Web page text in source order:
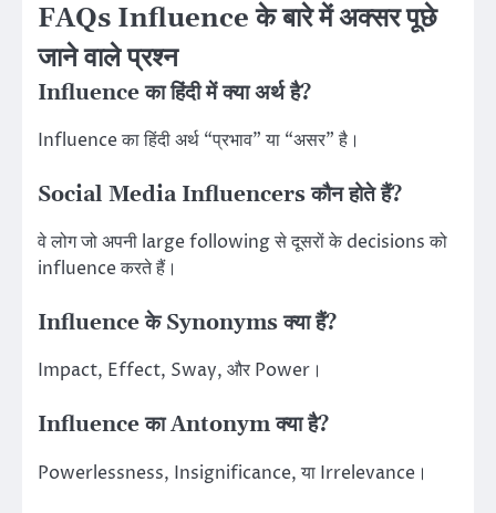
FAQs Influence के बारे में अक्सर पूछे
जाने वाले प्रश्न
Influence का हिंदी में क्या अर्थ है?
Influence का हिंदी अर्थ “प्रभाव” या “असर” है।
Social Media Influencers कौन होते हैं?
वे लोग जो अपनी large following से दूसरों के decisions को
influence करते हैं।
Influence के Synonyms क्या हैं?
Impact, Effect, Sway, और Power।
Influence का Antonym क्या है?
Powerlessness, Insignificance, या Irrelevance।